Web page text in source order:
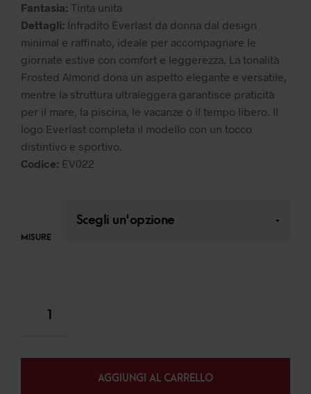
Fantasia: Tinta unita
Dettagli: Infradito Everlast da donna dal design
minimal e raffinato, ideale per accompagnare le
giornate estive con comfort e leggerezza. La tonalità
Frosted Almond dona un aspetto elegante e versatile,
mentre la struttura ultraleggera garantisce praticità
per il mare, la piscina, le vacanze o il tempo libero. Il
logo Everlast completa il modello con un tocco
distintivo e sportivo.
Codice: EV022
MISURE
AGGIUNGI AL CARRELLO